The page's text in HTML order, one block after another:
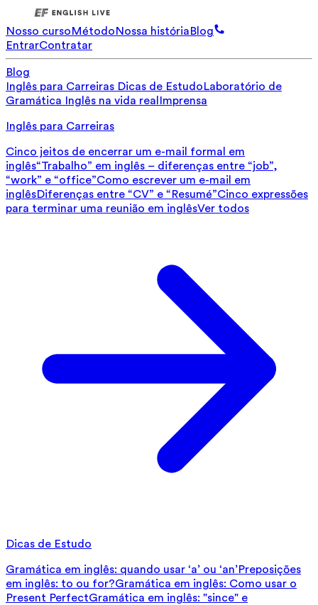
Nosso cursoMétodoNossa históriaBlog
EntrarContratar
Blog
Inglês para Carreiras Dicas de EstudoLaboratório de
Gramática Inglês na vida real Imprensa
Inglês para Carreiras
Cinco jeitos de encerrar um e-mail formal em
inglês“Trabalho” em inglês – diferenças entre “job”,
“work” e “office”Como escrever um e-mail em
inglêsDiferenças entre “CV” e “Resumé”Cinco expressões
para terminar uma reunião em inglêsVer todos
Dicas de Estudo
Gramática em inglês: quando usar ‘a’ ou ‘an’Preposições
em inglês: to ou for?Gramática em inglês: Como usar o
Present PerfectGramática em inglês: "since" e